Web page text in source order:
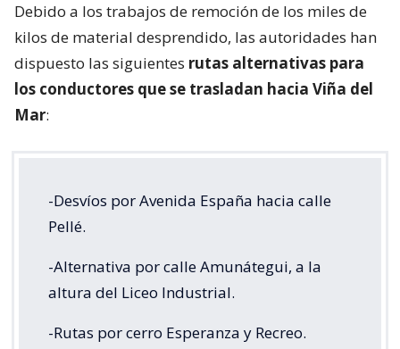
Debido a los trabajos de remoción de los miles de
kilos de material desprendido, las autoridades han
dispuesto las siguientes rutas alternativas para
los conductores que se trasladan hacia Viña del
Mar:
-Desvíos por Avenida España hacia calle
Pellé.
-Alternativa por calle Amunátegui, a la
altura del Liceo Industrial.
-Rutas por cerro Esperanza y Recreo.